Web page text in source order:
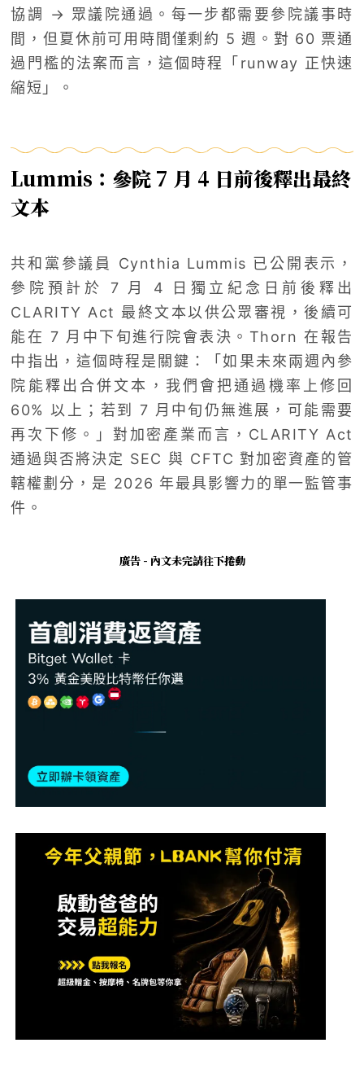
協調 → 眾議院通過。每一步都需要參院議事時
間，但夏休前可用時間僅剩約 5 週。對 60 票通
過門檻的法案而言，這個時程「runway 正快速
縮短」。
Lummis：參院 7 月 4 日前後釋出最終
文本
共和黨參議員 Cynthia Lummis 已公開表示，
參院預計於 7 月 4 日獨立紀念日前後釋出
CLARITY Act 最終文本以供公眾審視，後續可
能在 7 月中下旬進行院會表決。Thorn 在報告
中指出，這個時程是關鍵：「如果未來兩週內參
院能釋出合併文本，我們會把通過機率上修回
60% 以上；若到 7 月中旬仍無進展，可能需要
再次下修。」對加密產業而言，CLARITY Act
通過與否將決定 SEC 與 CFTC 對加密資產的管
轄權劃分，是 2026 年最具影響力的單一監管事
件。
廣告 - 內文未完請往下捲動